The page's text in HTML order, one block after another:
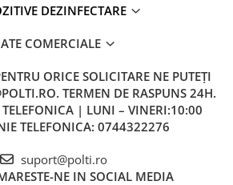
DEZINFECTARE
COMERCIALE
ORICE SOLICITARE NE PUTEȚI
TERMEN DE RASPUNS 24H.
| LUNI – VINERI:10:00
TELEFONICA: 0744322276
suport@polti.ro
NE IN SOCIAL MEDIA